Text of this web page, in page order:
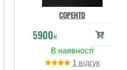
СОРЕНТО
5900₴
1